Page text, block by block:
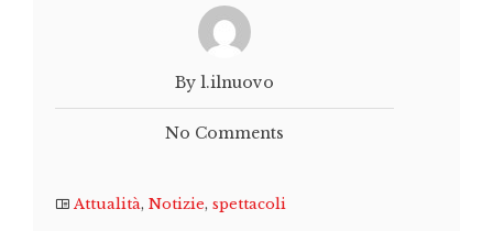
By l.ilnuovo
No Comments
Attualità, Notizie, spettacoli